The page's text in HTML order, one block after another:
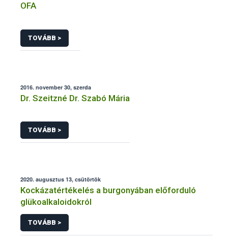
OFA
TOVÁBB >
2016. november 30, szerda
Dr. Szeitzné Dr. Szabó Mária
TOVÁBB >
2020. augusztus 13, csütörtök
Kockázatértékelés a burgonyában előforduló
glükoalkaloidokról
TOVÁBB >